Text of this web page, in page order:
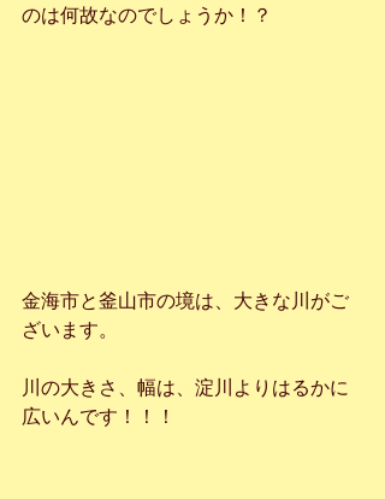
のは何故なのでしょうか！？
金海市と釜山市の境は、大きな川がご
ざいます。
川の大きさ、幅は、淀川よりはるかに
広いんです！！！